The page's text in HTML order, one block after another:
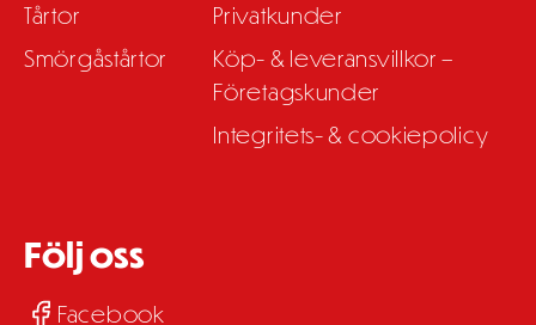
Tårtor
Smörgåstårtor
Privatkunder
Köp- & leveransvillkor –
Företagskunder
Integritets- & cookiepolicy
Följ oss
Facebook